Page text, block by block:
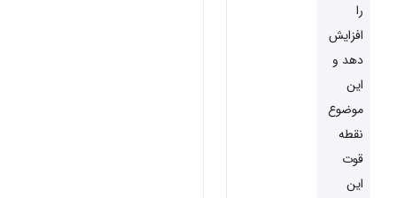
را
افزایش
دهد و
این
موضوع
نقطه
قوت
این